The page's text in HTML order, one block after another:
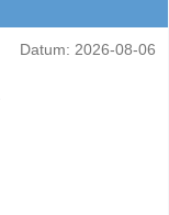
Datum: 2026-08-06